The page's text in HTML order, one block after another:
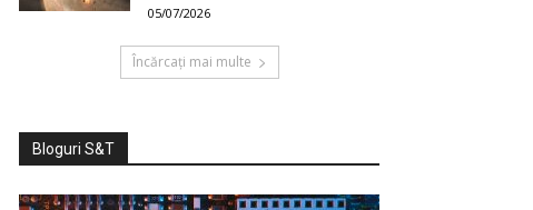
05/07/2026
Încărcați mai multe
Bloguri S&T